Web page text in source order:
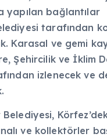
yapılan bağlantılar
tarafından
Karasal ve gemi
Şehircilik ve İklim
izlenecek ve
ve kollektörler